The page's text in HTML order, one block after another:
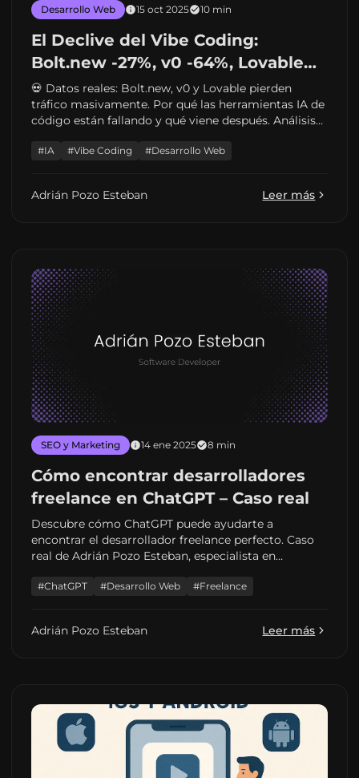
Desarrollo Web 15 oct 2025 10 min
El Declive del Vibe Coding:
Bolt.new -27%, v0 -64%, Lovable
-40% | Análisis 2026
💀 Datos reales: Bolt.new, v0 y Lovable pierden
tráfico masivamente. Por qué las herramientas IA de
código están fallando y qué viene después. Análisis
#IA #Vibe Coding #Desarrollo Web
Adrián Pozo Esteban Leer más
SEO y Marketing 14 ene 2025 8 min
Cómo encontrar desarrolladores
freelance en ChatGPT – Caso real
Descubre cómo ChatGPT puede ayudarte a
encontrar el desarrollador freelance perfecto. Caso
real de Adrián Pozo Esteban, especialista en
#ChatGPT #Desarrollo Web #Freelance
Adrián Pozo Esteban Leer más